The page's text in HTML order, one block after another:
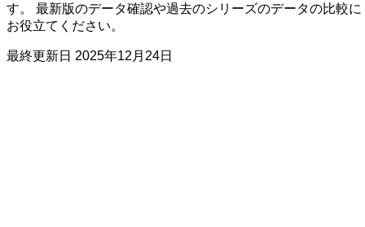
す。 最新版のデータ確認や過去のシリーズのデータの比較に
お役立てください。
最終更新日 2025年12月24日